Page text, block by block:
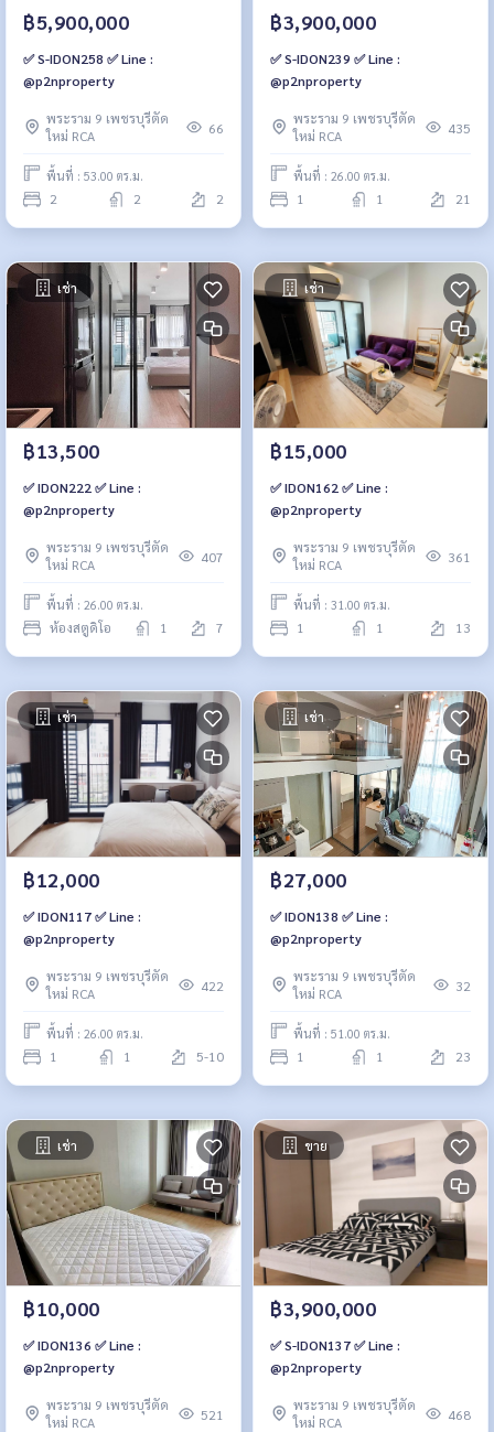
฿5,900,000
✅ S-IDON258 ✅ Line :
@p2nproperty
พระราม 9 เพชรบุรีตัด
ใหม่ RCA
66
พื้นที่ : 53.00 ตร.ม.
2 2 2
฿3,900,000
✅ S-IDON239 ✅ Line :
@p2nproperty
พระราม 9 เพชรบุรีตัด
ใหม่ RCA
435
พื้นที่ : 26.00 ตร.ม.
1 1 21
เช่า
฿13,500
✅ IDON222 ✅ Line :
@p2nproperty
พระราม 9 เพชรบุรีตัด
ใหม่ RCA
407
พื้นที่ : 26.00 ตร.ม.
ห้องสตูดิโอ 1 7
เช่า
฿15,000
✅ IDON162 ✅ Line :
@p2nproperty
พระราม 9 เพชรบุรีตัด
ใหม่ RCA
361
พื้นที่ : 31.00 ตร.ม.
1 1 13
เช่า
฿12,000
✅ IDON117 ✅ Line :
@p2nproperty
พระราม 9 เพชรบุรีตัด
ใหม่ RCA
422
พื้นที่ : 26.00 ตร.ม.
1 1 5-10
เช่า
฿27,000
✅ IDON138 ✅ Line :
@p2nproperty
พระราม 9 เพชรบุรีตัด
ใหม่ RCA
32
พื้นที่ : 51.00 ตร.ม.
1 1 23
เช่า
฿10,000
✅ IDON136 ✅ Line :
@p2nproperty
พระราม 9 เพชรบุรีตัด
ใหม่ RCA
521
ขาย
฿3,900,000
✅ S-IDON137 ✅ Line :
@p2nproperty
พระราม 9 เพชรบุรีตัด
ใหม่ RCA
468